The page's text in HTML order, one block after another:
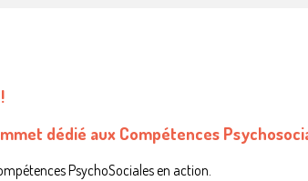
dédié aux Compétences
PsychoSociales en action.